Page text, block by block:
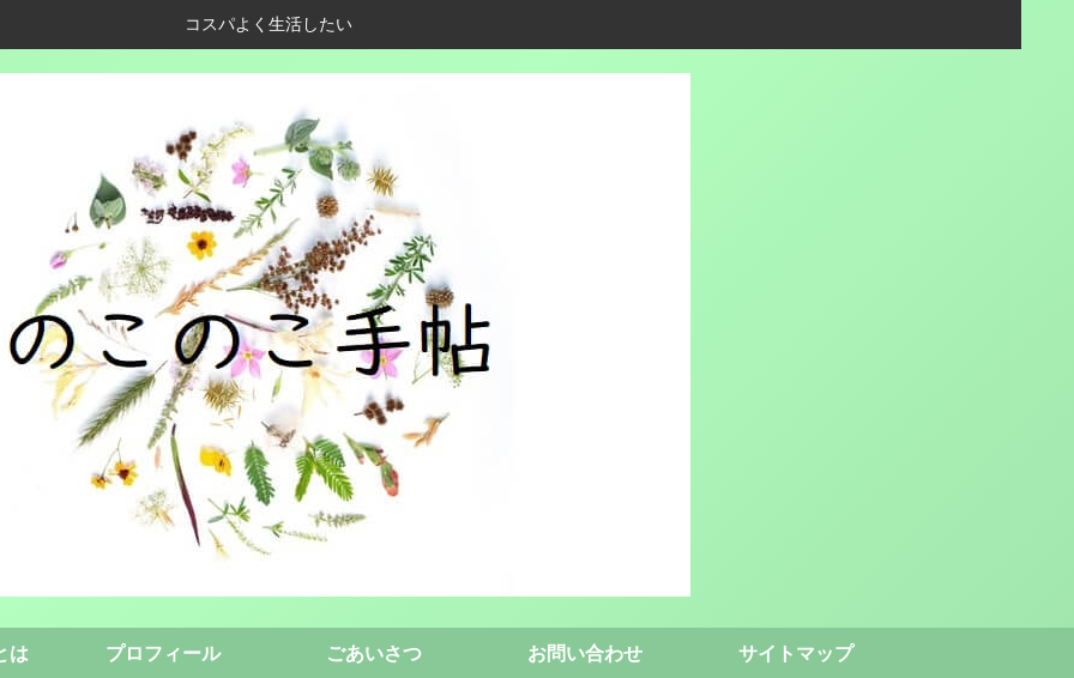
コスパよく生活したい
は プロフィール ごあいさつ お問い合わせ サイトマップ